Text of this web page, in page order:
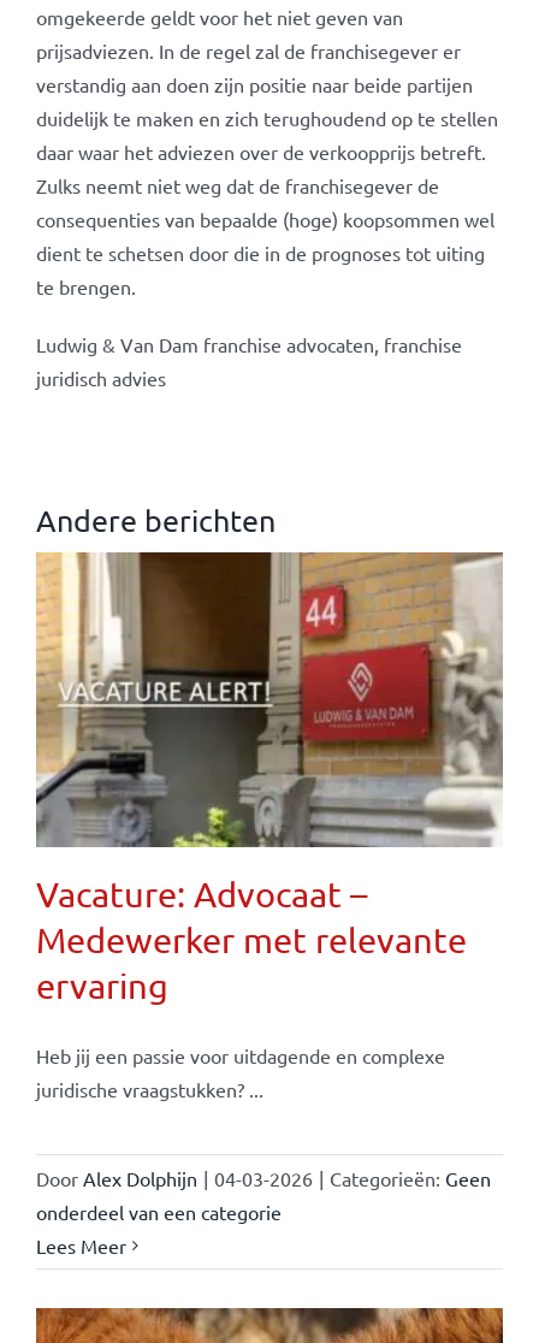
omgekeerde geldt voor het niet geven van
prijsadviezen. In de regel zal de franchisegever er
verstandig aan doen zijn positie naar beide partijen
duidelijk te maken en zich terughoudend op te stellen
daar waar het adviezen over de verkoopprijs betreft.
Zulks neemt niet weg dat de franchisegever de
consequenties van bepaalde (hoge) koopsommen wel
dient te schetsen door die in de prognoses tot uiting
te brengen.
Ludwig & Van Dam franchise advocaten, franchise
juridisch advies
Andere berichten
Vacature: Advocaat –
Medewerker met relevante
ervaring
Heb jij een passie voor uitdagende en complexe
juridische vraagstukken? ...
Door Alex Dolphijn | 04-03-2026 | Categorieën: Geen
onderdeel van een categorie
Lees Meer